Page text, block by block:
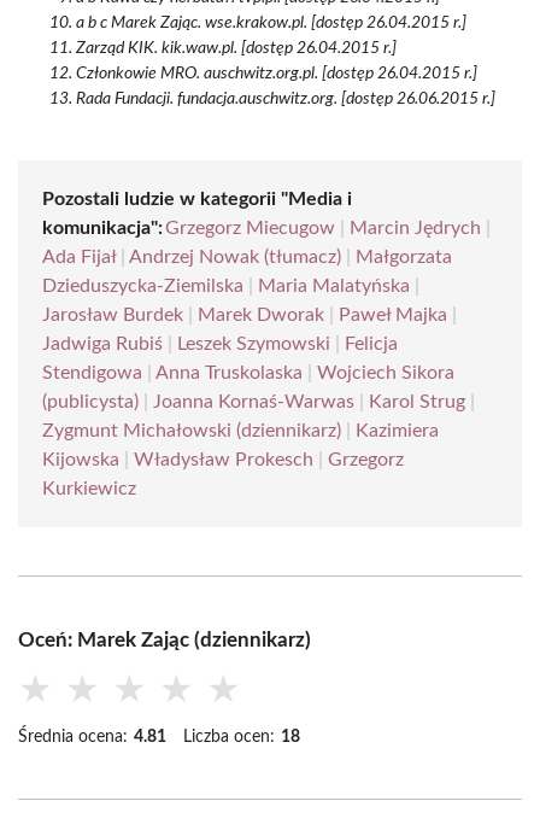
a b c Marek Zając. wse.krakow.pl. [dostęp 26.04.2015 r.]
Zarząd KIK. kik.waw.pl. [dostęp 26.04.2015 r.]
Członkowie MRO. auschwitz.org.pl. [dostęp 26.04.2015 r.]
Rada Fundacji. fundacja.auschwitz.org. [dostęp 26.06.2015 r.]
Pozostali ludzie w kategorii "Media i
komunikacja":Grzegorz Miecugow Marcin Jędrych
Ada Fijał| Andrzej Nowak (tłumacz)
Małgorzata
Dzieduszycka-Ziemilska
Maria Malatyńska
Jarosław Burdek
Marek Dworak Paweł Majka
Jadwiga Rubiś
Leszek Szymowski
Felicja
Stendigowa
Anna Truskolaska
Wojciech Sikora
(publicysta)
Joanna Kornaś-Warwas Karol Strug
Zygmunt Michałowski (dziennikarz)
Kazimiera
Kijowska
Władysław Prokesch
Grzegorz
Kurkiewicz
Oceń: Marek Zając (dziennikarz)
★ ★ ★ ★ ★
Średnia ocena: 4.81 Liczba ocen: 18